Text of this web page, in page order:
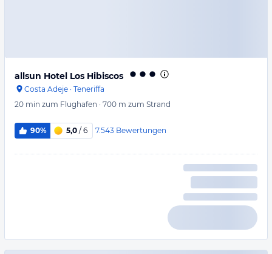
allsun Hotel Los Hibiscos
Costa Adeje · Teneriffa
20 min zum Flughafen · 700 m zum Strand
90% 5,0 / 6 7.543 Bewertungen